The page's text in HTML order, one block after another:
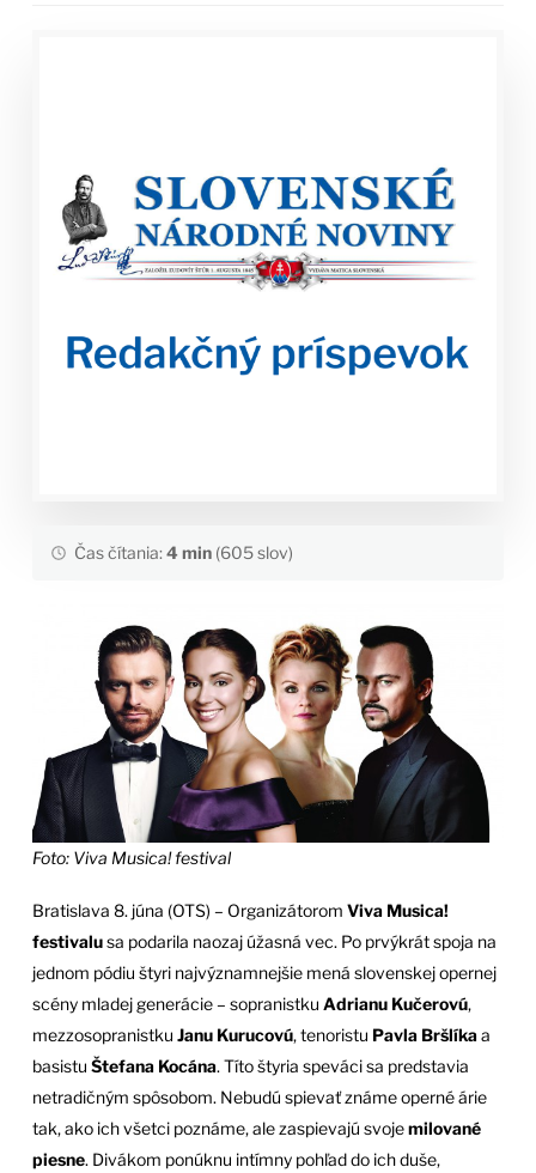
Čas čítania:4 min(605 slov)
Foto: Viva Musica! festival
Bratislava 8. júna (OTS) – Organizátorom Viva Musica!
festivalusa podarila naozaj úžasná vec. Po prvýkrát spoja na
jednom pódiu štyri najvýznamnejšie mená slovenskej opernej
scény mladej generácie – sopranistku Adrianu Kučerovú,
mezzosopranistku Janu Kurucovú, tenoristu Pavla Bršlíkaa
basistu Štefana Kocána. Títo štyria speváci sa predstavia
netradičným spôsobom. Nebudú spievať známe operné árie
tak, ako ich všetci poznáme, ale zaspievajú svojemilované
piesne. Divákom ponúknu intímny pohľad do ich duše,